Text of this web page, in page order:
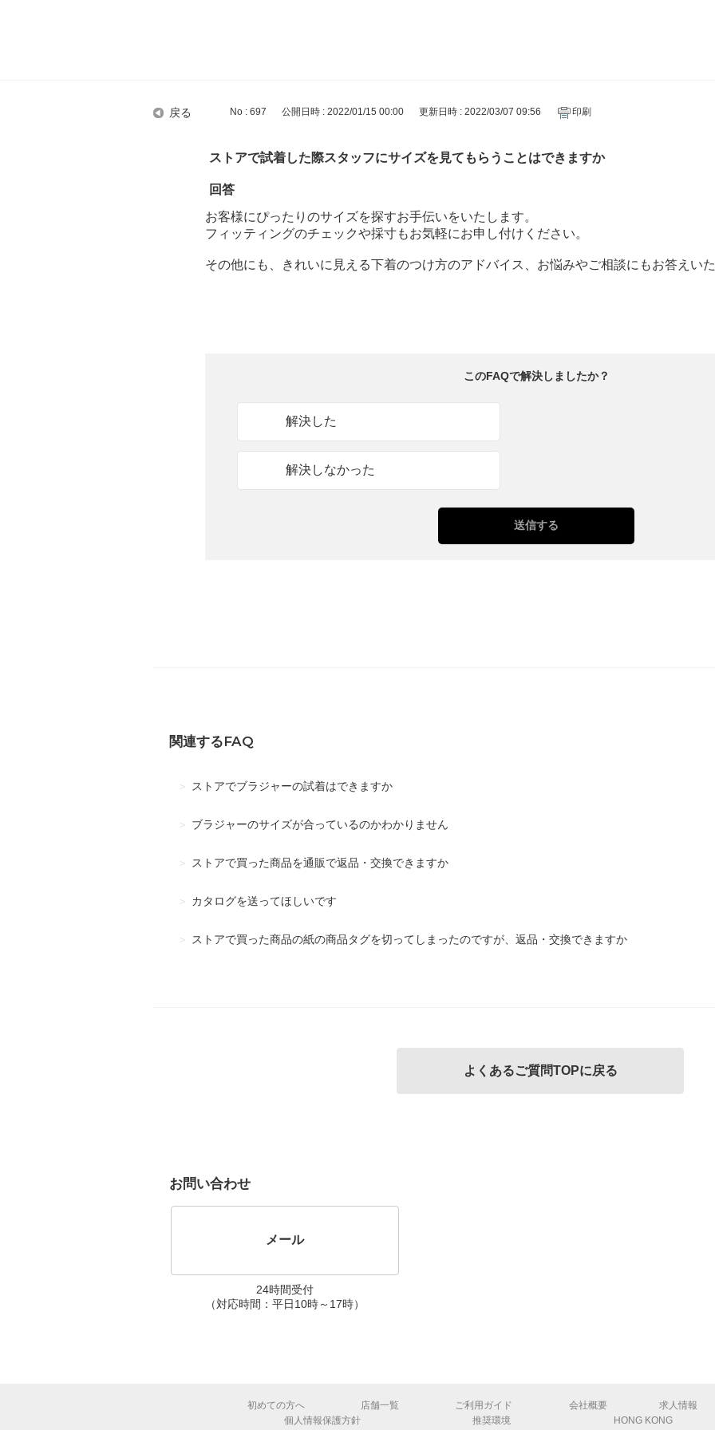
戻る No : 697 公開日時 : 2022/01/15 00:00 更新日時 : 2022/03/07 09:56 印刷
ストアで試着した際スタッフにサイズを見てもらうことはできますか
回答
お客様にぴったりのサイズを探すお手伝いをいたします。
フィッティングのチェックや採寸もお気軽にお申し付けください。
その他にも、きれいに見える下着のつけ方のアドバイス、お悩みやご相談にもお答えいた
このFAQで解決しましたか？
解決した
解決しなかった
関連するFAQ
ストアでブラジャーの試着はできますか
ブラジャーのサイズが合っているのかわかりません
ストアで買った商品を通販で返品・交換できますか
カタログを送ってほしいです
ストアで買った商品の紙の商品タグを切ってしまったのですが、返品・交換できますか
よくあるご質問TOPに戻る
お問い合わせ
メール
24時間受付
（対応時間：平日10時～17時）
初めての方へ 店舗一覧 ご利用ガイド 会社概要 求人情報
個人情報保護方針
推奨環境 HONG KONG